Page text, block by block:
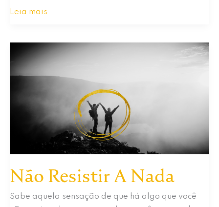
Uma
Momentos:
Não
Leia mais
Não Resistir A Nada
Sabe aquela sensação de que há algo que você